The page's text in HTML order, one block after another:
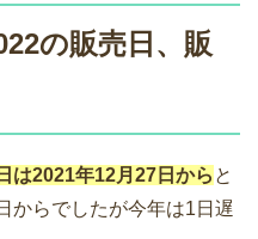
の販売日、販
は2021年12月27日から と
からでしたが今年は1日遅